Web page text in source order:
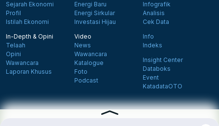
Sejarah Ekonomi
Profil
Istilah Ekonomi
Energi Baru
Energi Sirkular
Investasi Hijau
Infografik
Analisis
Cek Data
In-Depth & Opini
Telaah
Opini
Wawancara
Laporan Khusus
Video
News
Wawancara
Katalogue
Foto
Podcast
Info
Indeks
Insight Center
Databoks
Event
KatadataOTO